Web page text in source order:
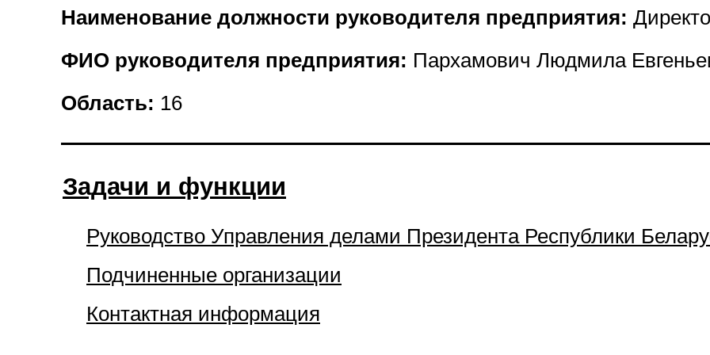
Наименование должности руководителя предприятия:
ФИО руководителя предприятия: Пархамович Людмила
Область: 16
Задачи и функции
Руководство Управления делами Президента Республики
Подчиненные организации
Контактная информация